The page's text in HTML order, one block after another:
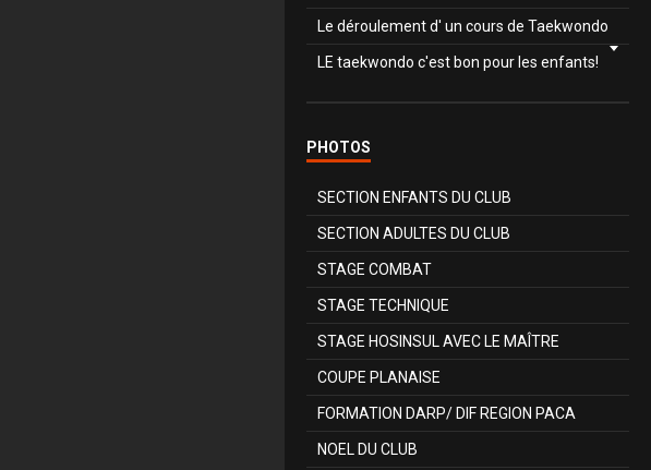
Le déroulement d' un cours de Taekwondo
LE taekwondo c'est bon pour les enfants!
PHOTOS
SECTION ENFANTS DU CLUB
SECTION ADULTES DU CLUB
STAGE COMBAT
STAGE TECHNIQUE
STAGE HOSINSUL AVEC LE MAÎTRE
COUPE PLANAISE
FORMATION DARP/ DIF REGION PACA
NOEL DU CLUB